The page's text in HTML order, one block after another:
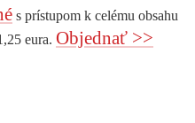
s prístupom k celému obsahu
eura. Objednať >>